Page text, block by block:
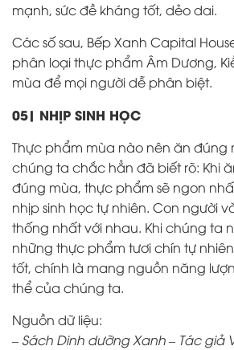
mạnh, sức đề kháng tốt, dẻo dai.
Các số sau, Bếp Xanh Capital
phân loại thực phẩm Âm Dương,
mùa để mọi người dễ phân biệt.
05| NHỊP SINH HỌC
Thực phẩm mùa nào nên ăn đúng
chúng ta chắc hẳn đã biết rõ: Khi
đúng mùa, thực phẩm sẽ ngon
nhịp sinh học tự nhiên. Con người
thống nhất với nhau. Khi chúng ta
những thực phẩm tươi chín tự
tốt, chính là mang nguồn năng
thể của chúng ta.
Nguồn dữ liệu:
– Sách Dinh dưỡng Xanh – Tác giả